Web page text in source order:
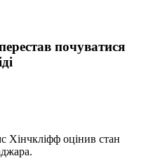
почуватися
Хінчкліфф оцінив стан